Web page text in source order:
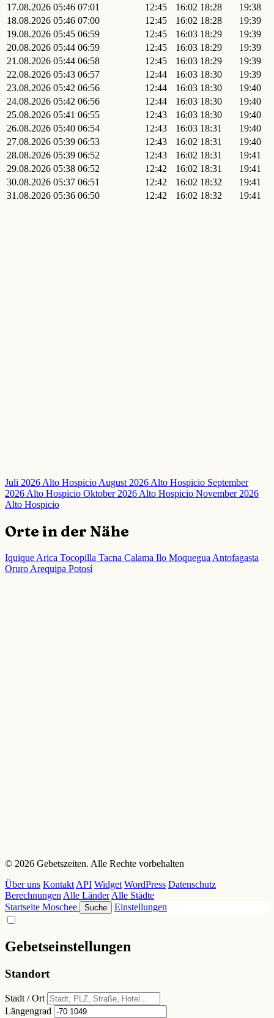
17.08.2026 05:46 07:01 12:45 16:02 18:28
19:38
18.08.2026 05:46 07:00 12:45 16:02 18:28
19:39
19.08.2026 05:45 06:59 12:45 16:03 18:29
19:39
20.08.2026 05:44 06:59 12:45 16:03 18:29
19:39
21.08.2026 05:44 06:58 12:45 16:03 18:29
19:39
22.08.2026 05:43 06:57 12:44 16:03 18:30
19:39
23.08.2026 05:42 06:56 12:44 16:03 18:30
19:40
24.08.2026 05:42 06:56 12:44 16:03 18:30
19:40
25.08.2026 05:41 06:55 12:43 16:03 18:30
19:40
26.08.2026 05:40 06:54 12:43 16:03 18:31
19:40
27.08.2026 05:39 06:53 12:43 16:02 18:31
19:40
28.08.2026 05:39 06:52 12:43 16:02 18:31
19:41
29.08.2026 05:38 06:52 12:42 16:02 18:31
19:41
30.08.2026 05:37 06:51 12:42 16:02 18:32
19:41
31.08.2026 05:36 06:50 12:42 16:02 18:32 19:41
Juli 2026 Alto HospicioAugust 2026 Alto Hospicio September
2026 Alto Hospicio Oktober 2026 Alto Hospicio November 2026
Alto Hospicio
Orte in der Nähe
Iquique Arica Tocopilla Tacna Calama Ilo Moquegua Antofagasta
Oruro Arequipa Potosí
© 2026 Gebetszeiten. Alle Rechte vorbehalten
Über uns Kontakt API Widget WordPress Datenschutz
Berechnungen Alle Länder Alle Städte
Startseite Moschee Suche Einstellungen
Gebetseinstellungen
Standort
Stadt / Ort
Längengrad